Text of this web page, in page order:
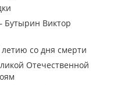
Виктор
со дня смерти
Отечественной